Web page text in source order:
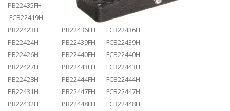
PB22435FH
FCB22419H
PB22423H PB22436FH FCB22436H
PB22424H PB22439FH FCB22439H
PB22426H PB22440FH FCB22440H
PB22427H PB22443FH FCB22443H
PB22428H PB22444FH FCB22444H
PB22431H PB22447FH FCB22447H
PB22432H PB22448FH FCB22448H